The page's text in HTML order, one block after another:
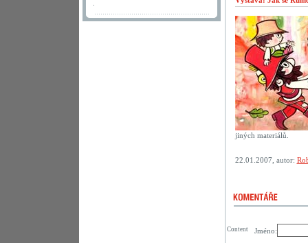
jiných materiálů.
22.01.2007, autor:
Jméno:
Content